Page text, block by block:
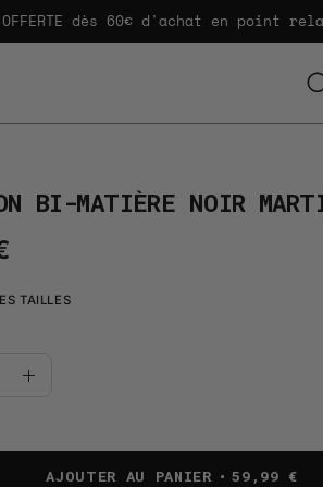
dès 60€ d'achat en point relais
BI-MATIÈRE NOIR
TAILLES
Augmenter
AJOUTER AU PANIER 59,99 €